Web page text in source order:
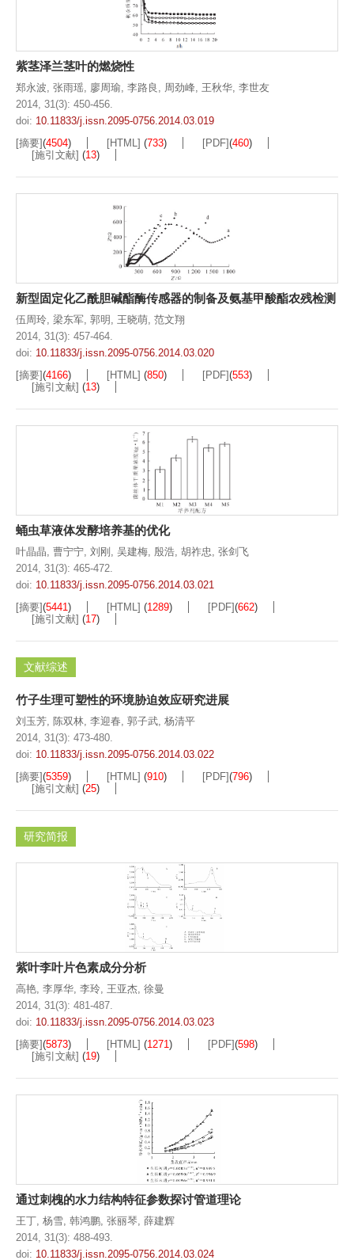
紫茎泽兰茎叶的燃烧性
郑永波 张雨瑶 廖周瑜 李路良 周劲峰 王秋华 李世友
2014, 31(3): 450-456.
doi: 10.11833/j.issn.2095-0756.2014.03.019
[摘要](4504) [HTML] (733) [PDF](460)
[施引文献] (13)
新型固定化乙酰胆碱酯酶传感器的制备及氨基甲酸酯农残检测
伍周玲 梁东军 郭明 王晓萌 范文翔
2014, 31(3): 457-464.
doi: 10.11833/j.issn.2095-0756.2014.03.020
[摘要](4166) [HTML] (850) [PDF](553)
[施引文献] (13)
蛹虫草液体发酵培养基的优化
叶晶晶 曹宁宁 刘刚 吴建梅 殷浩 胡祚忠
张剑飞
2014, 31(3): 465-472.
doi: 10.11833/j.issn.2095-0756.2014.03.021
[摘要](5441 ) [HTML] (1289) [PDF](662)
[施引文献] (17)
文献综述
竹子生理可塑性的环境胁迫效应研究进展
刘玉芳 陈双林 李迎春 郭子武 杨清平
2014, 31(3): 473-480.
doi: 10.11833/j.issn.2095-0756.2014.03.022
[摘要](5359) [HTML] (910) [PDF](796)
[施引文献] (25)
研究简报
紫叶李叶片色素成分分析
高艳 李厚华 李玲 王亚杰 徐曼
2014, 31(3): 481-487.
doi: 10.11833/j.issn.2095-0756.2014.03.023
[摘要](5873) [HTML] (1271 ) [PDF](598)
[施引文献] (19)
通过刺槐的水力结构特征参数探讨管道理论
王丁 杨雪 韩鸿鹏 张丽琴 薛建辉
2014, 31(3): 488-493.
doi: 10.11833/j.issn.2095-0756.2014.03.024